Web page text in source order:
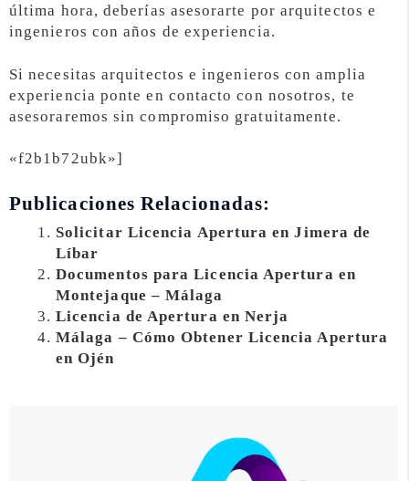
última hora, deberías asesorarte por arquitectos e
ingenieros con años de experiencia.
Si necesitas arquitectos e ingenieros con amplia
experiencia ponte en contacto con nosotros, te
asesoraremos sin compromiso gratuitamente.
«f2b1b72ubk»]
Publicaciones Relacionadas:
Solicitar Licencia Apertura en Jimera de
Líbar
Documentos para Licencia Apertura en
Montejaque – Málaga
Licencia de Apertura en Nerja
Málaga – Cómo Obtener Licencia Apertura
en Ojén